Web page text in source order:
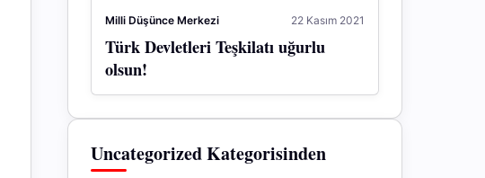
Milli Düşünce Merkezi 22 Kasım 2021
Türk Devletleri Teşkilatı uğurlu
olsun!
Uncategorized Kategorisinden